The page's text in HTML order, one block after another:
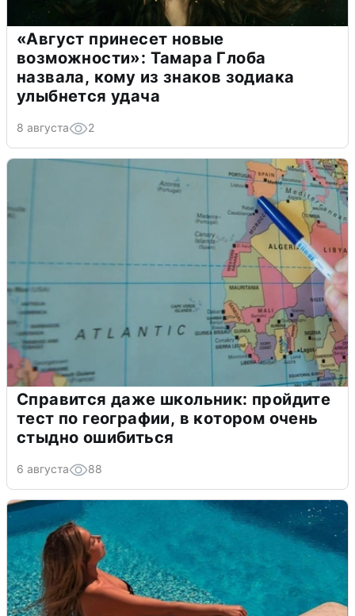
«Август принесет новые
возможности»: Тамара Глоба
назвала, кому из знаков зодиака
улыбнется удача
8 августа 2
Справится даже школьник: пройдите
тест по географии, в котором очень
стыдно ошибиться
6 августа 88